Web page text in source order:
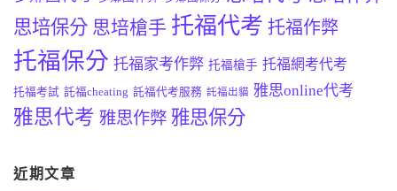
思培保分 思培槍手 托福代考 托福作弊
托福保分 托福家考作弊 托福槍手 托福網考代考
托福考試 託福cheating 託福代考服務 託福出貓 雅思online代考
雅思代考 雅思作弊 雅思保分
近期文章